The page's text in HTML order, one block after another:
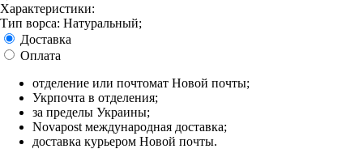
Характеристики:
Тип ворса: Натуральный;
Доставка
Оплата
отделение или почтомат Новой почты;
Укрпочта в отделения;
за пределы Украины;
Novapost международная доставка;
доставка курьером Новой почты.